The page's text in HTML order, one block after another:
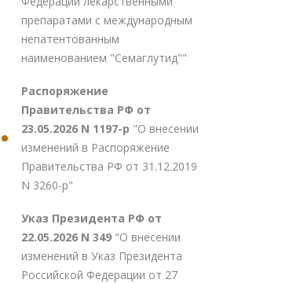
препаратами с международным
непатентованным
наименованием "Семаглутид""
Распоряжение
Правительства РФ от
23.05.2026 N 1197-р "О внесении
изменений в Распоряжение
Правительства РФ от 31.12.2019
N 3260-р"
Указ Президента РФ от
22.05.2026 N 349 "О внесении
изменений в Указ Президента
Российской Федерации от 27